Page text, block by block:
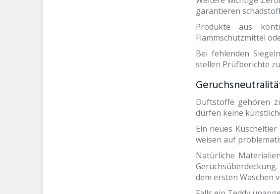
garantieren
Produkte aus
Flammschutzmittel
Bei fehlenden
stellen Prüfberichte
Duftstoffe gehören
dürfen keine
Ein neues
weisen auf
Natürliche
dem ersten Waschen